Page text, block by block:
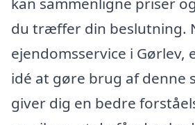
du træffer din beslutning.
ejendomsservice i Gørlev,
idé at gøre brug af denne
giver dig en bedre